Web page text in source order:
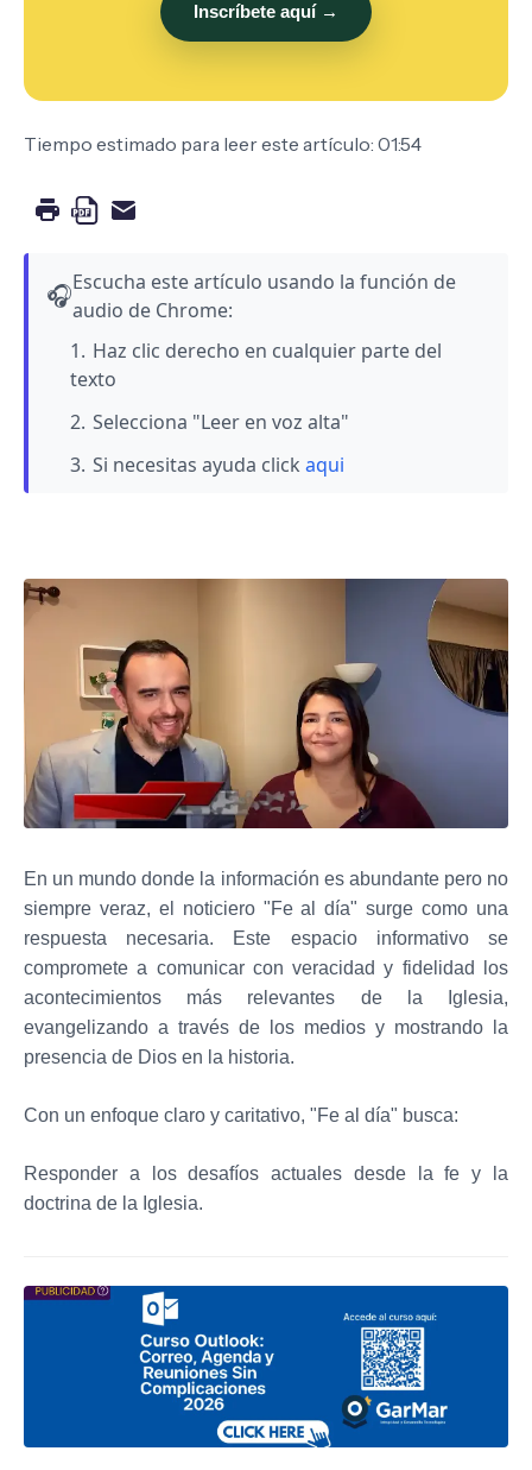
Inscríbete aquí →
Tiempo estimado para leer este artículo: 01:54
🎧Escucha este artículo usando la función de
audio de Chrome:
Haz clic derecho en cualquier parte del
texto
Selecciona "Leer en voz alta"
Si necesitas ayuda click aqui
En un mundo donde la información es abundante pero no
siempre veraz, el noticiero "Fe al día" surge como una
respuesta necesaria. Este espacio informativo se
compromete a comunicar con veracidad y fidelidad los
acontecimientos más relevantes de la Iglesia,
evangelizando a través de los medios y mostrando la
presencia de Dios en la historia.
Con un enfoque claro y caritativo, "Fe al día" busca:
Responder a los desafíos actuales desde la fe y la
doctrina de la Iglesia.